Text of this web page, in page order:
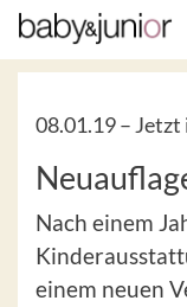
08.01.19 – Jetzt
Nach einem
einem neuen